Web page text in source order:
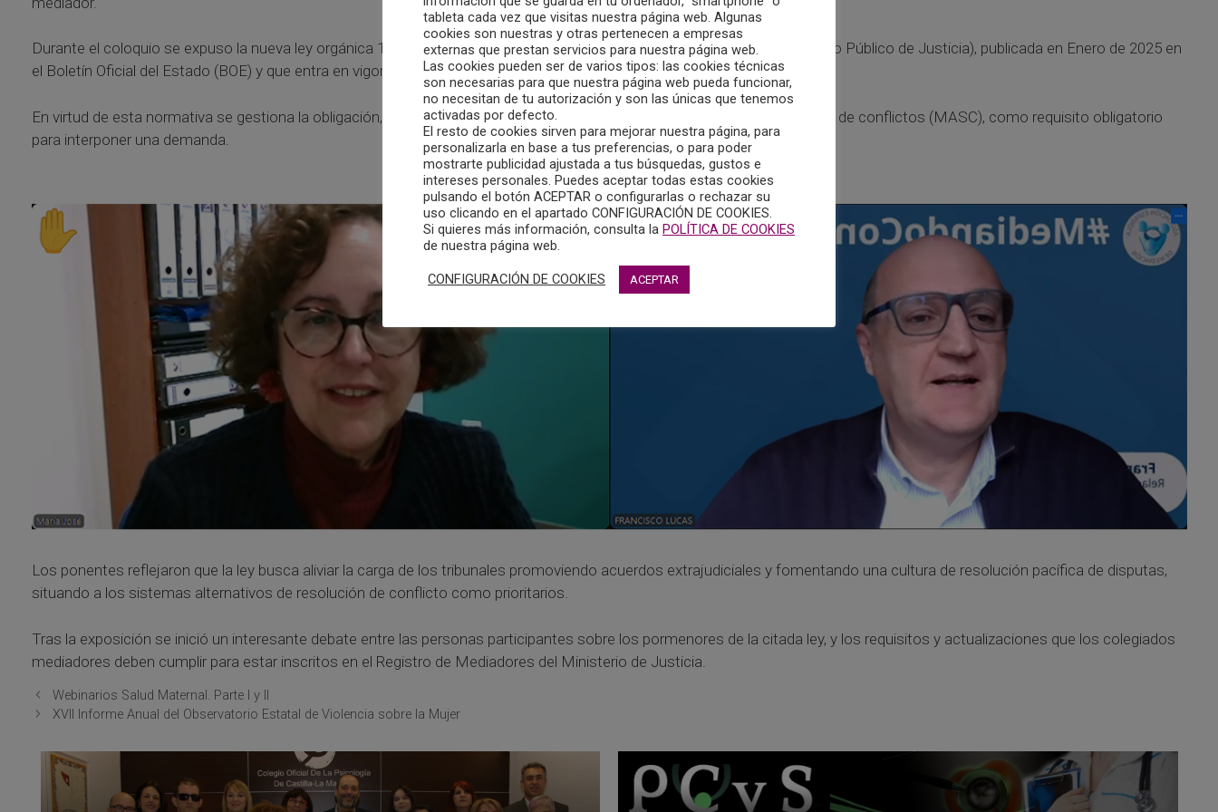
Durante el coloquio se expuso la nueva ley orgánica 1/2025, (Ley Orgánica de Medidas en materia de Eficiencia del Servicio Público de Justicia), publicada en Enero de 2025 en
el Boletín Oficial del Estado (BOE) y que entra en vigor el próximo 3 de abril.
En virtud de esta normativa se gestiona la obligación, para las partes, de someterse a métodos alternativos de resolución de conflictos (MASC), como requisito obligatorio
para interponer una demanda.
Los ponentes reflejaron que la ley busca aliviar la carga de los tribunales promoviendo acuerdos extrajudiciales y fomentando una cultura de resolución pacífica de disputas,
situando a los sistemas alternativos de resolución de conflicto como prioritarios.
Tras la exposición se inició un interesante debate entre las personas participantes sobre los pormenores de la citada ley, y los requisitos y actualizaciones que los colegiados
mediadores deben cumplir para estar inscritos en el Registro de Mediadores del Ministerio de Justicia.
Webinarios Salud Maternal. Parte I y II
XVII Informe Anual del Observatorio Estatal de Violencia sobre la Mujer
tableta cada vez que visitas nuestra página web. Algunas
cookies son nuestras y otras pertenecen a empresas
externas que prestan servicios para nuestra página web.
Las cookies pueden ser de varios tipos: las cookies técnicas
son necesarias para que nuestra página web pueda funcionar,
no necesitan de tu autorización y son las únicas que tenemos
activadas por defecto.
El resto de cookies sirven para mejorar nuestra página, para
personalizarla en base a tus preferencias, o para poder
mostrarte publicidad ajustada a tus búsquedas, gustos e
intereses personales. Puedes aceptar todas estas cookies
pulsando el botón ACEPTAR o configurarlas o rechazar su
uso clicando en el apartado CONFIGURACIÓN DE COOKIES.
Si quieres más información, consulta la POLÍTICA DE COOKIES
de nuestra página web.
CONFIGURACIÓN DE COOKIES ACEPTAR